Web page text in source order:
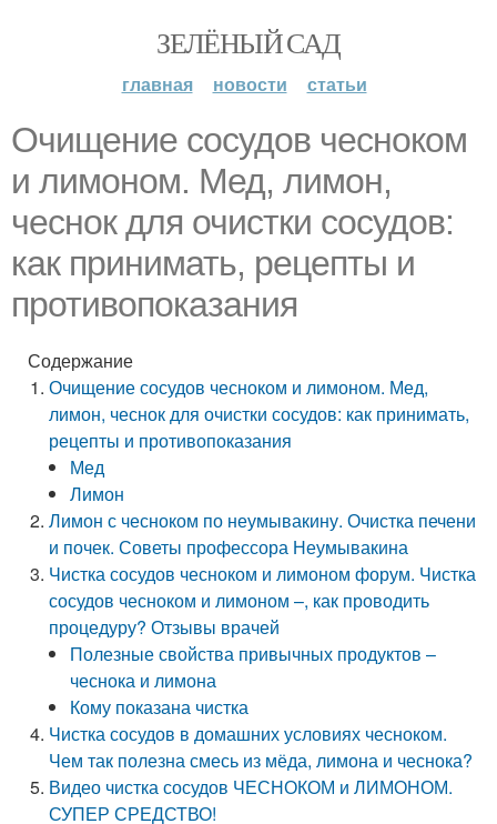
ЗЕЛЁНЫЙ САД
главная новости статьи
Очищение сосудов чесноком
и лимоном. Мед, лимон,
чеснок для очистки сосудов:
как принимать, рецепты и
противопоказания
Содержание
Очищение сосудов чесноком и лимоном. Мед,
лимон, чеснок для очистки сосудов: как принимать,
рецепты и противопоказания
Мед
Лимон
Лимон с чесноком по неумывакину. Очистка печени
и почек. Советы профессора Неумывакина
Чистка сосудов чесноком и лимоном форум. Чистка
сосудов чесноком и лимоном –, как проводить
процедуру? Отзывы врачей
Полезные свойства привычных продуктов –
чеснока и лимона
Кому показана чистка
Чистка сосудов в домашних условиях чесноком.
Чем так полезна смесь из мёда, лимона и чеснока?
Видео чистка сосудов ЧЕСНОКОМ и ЛИМОНОМ.
СУПЕР СРЕДСТВО!